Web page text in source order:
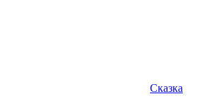
Сказка